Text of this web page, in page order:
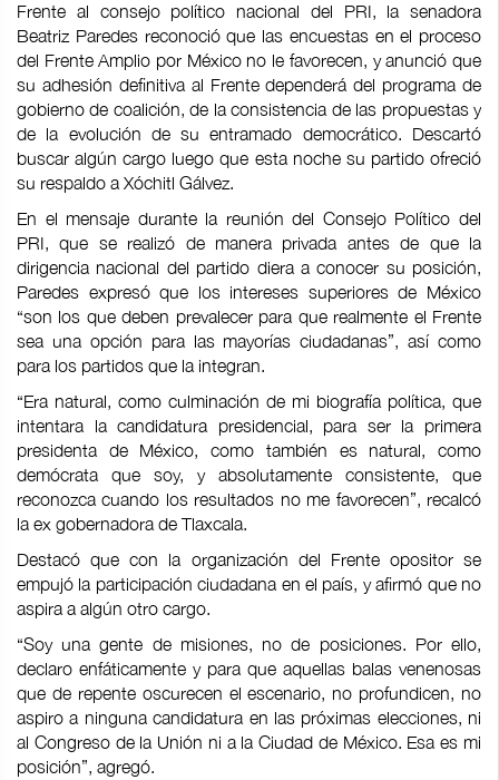
Frente al consejo político nacional del PRI, la senadora
Beatriz Paredes reconoció que las encuestas en el proceso
del Frente Amplio por México no le favorecen, y anunció que
su adhesión definitiva al Frente dependerá del programa de
gobierno de coalición, de la consistencia de las propuestas y
de la evolución de su entramado democrático. Descartó
buscar algún cargo luego que esta noche su partido ofreció
su respaldo a Xóchitl Gálvez.
En el mensaje durante la reunión del Consejo Político del
PRI, que se realizó de manera privada antes de que la
dirigencia nacional del partido diera a conocer su posición,
Paredes expresó que los intereses superiores de México
“son los que deben prevalecer para que realmente el Frente
sea una opción para las mayorías ciudadanas”, así como
para los partidos que la integran.
“Era natural, como culminación de mi biografía política, que
intentara la candidatura presidencial, para ser la primera
presidenta de México, como también es natural, como
demócrata que soy, y absolutamente consistente, que
reconozca cuando los resultados no me favorecen”, recalcó
la ex gobernadora de Tlaxcala.
Destacó que con la organización del Frente opositor se
empujó la participación ciudadana en el país, y afirmó que no
aspira a algún otro cargo.
“Soy una gente de misiones, no de posiciones. Por ello,
declaro enfáticamente y para que aquellas balas venenosas
que de repente oscurecen el escenario, no profundicen, no
aspiro a ninguna candidatura en las próximas elecciones, ni
al Congreso de la Unión ni a la Ciudad de México. Esa es mi
posición”, agregó.